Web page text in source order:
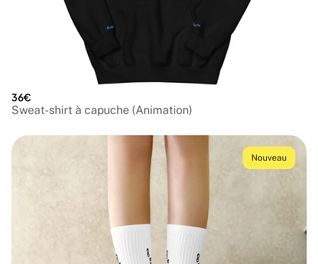
36€
Sweat-shirt à capuche (Animation)
Nouveau